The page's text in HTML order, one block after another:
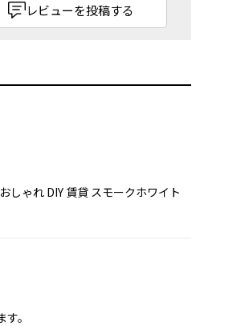
レビューを投稿する
ゃれ DIY 賃貸 スモークホワイト
。